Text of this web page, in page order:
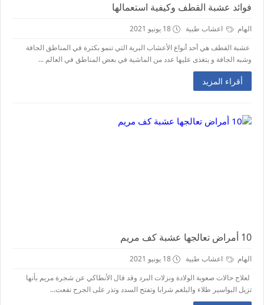
فوائد عشبة القطف وكيفية استعمالها
الهام اعشاب طبية
18 يونيو 2021
عشبة القطف هي أحد أنواع الأعشاب البرية التي تنمو بكثرة في المناطق الجافة
وشبه الجافة و يتغذى عليها عدد من الماشية في بعض المناطق في العالم ...
أقراء المزيد
10 أمراض تعالجها عشبة كف مريم
الهام اعشاب طبية
18 يونيو 2021
لعلاج حالات صعوبة الولادة ونزلات البرد وقد قال الأنطاكي عن شجرة مريم بأنها
تزيل البواسير طلاء والبلغم شرابا وتفتح السدد وتذر على الجرح نفعت...